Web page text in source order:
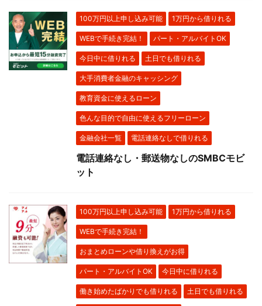
100万円以上申し込み可能 1万円から借りれる
WEBで手続き完結！ パート・アルバイトOK
今日中に借りれる 土日でも借りれる
大手消費者金融のキャッシング
教育資金に使えるローン
色んな目的で自由に使えるフリーローン
金融会社一覧 電話連絡なしで借りれる
電話連絡なし・郵送物なしのSMBCモビ
ット
100万円以上申し込み可能 1万円から借りれる
WEBで手続き完結！
おまとめローンや借り換えがお得
パート・アルバイトOK 今日中に借りれる
働き始めたばかりでも借りれる 土日でも借りれる